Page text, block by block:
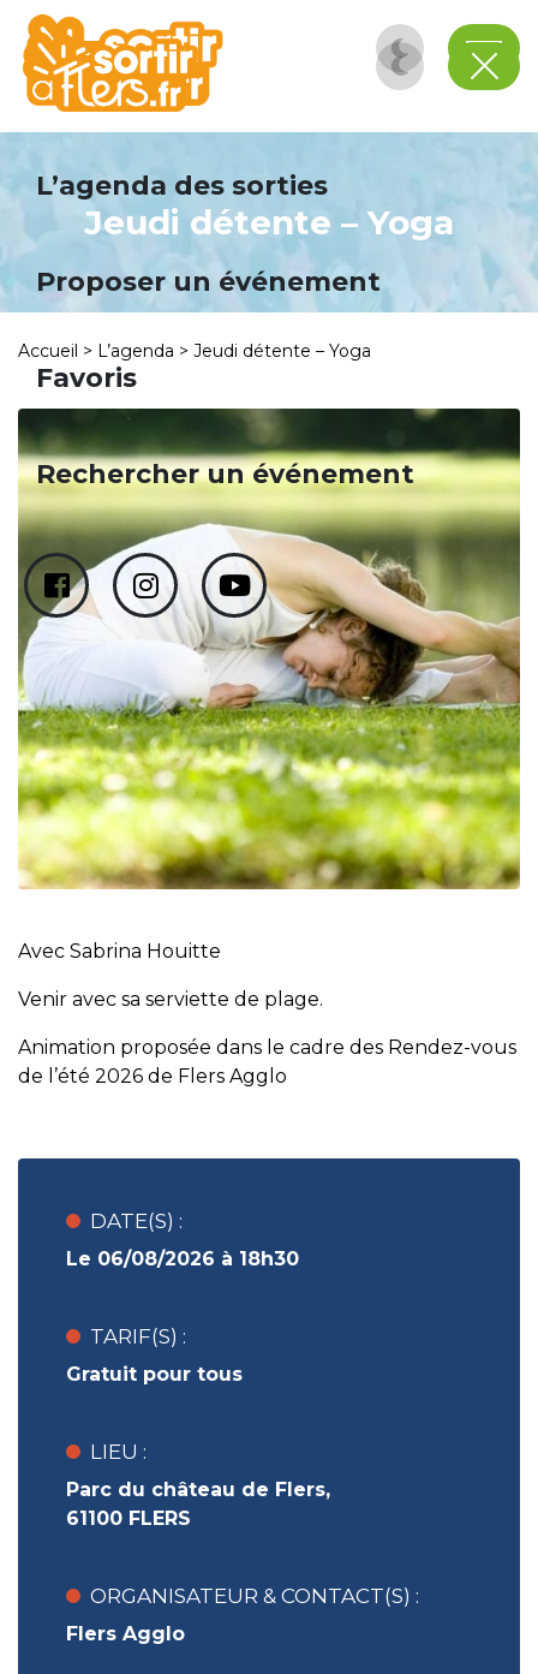
L’agenda des sorties
Proposer un événement
Favoris
Rechercher un événement
Jeudi détente – Yoga
Accueil > L’agenda > Jeudi détente – Yoga
Avec Sabrina Houitte
Venir avec sa serviette de plage.
Animation proposée dans le cadre des Rendez-vous
de l’été 2026 de Flers Agglo
DATE(S) :
Le 06/08/2026 à 18h30
TARIF(S) :
Gratuit pour tous
LIEU :
Parc du château de Flers,
61100 FLERS
ORGANISATEUR & CONTACT(S) :
Flers Agglo
Panneau de gestion des cookies